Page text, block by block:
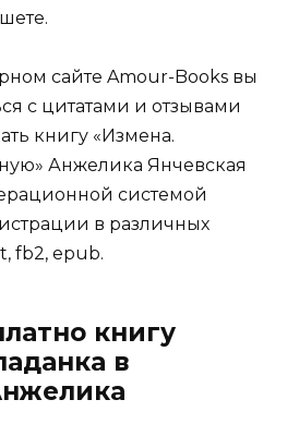
сайте Amour-Books вы
с цитатами и отзывами
книгу «Измена.
Анжелика Янчевская
системой
в различных
fb2, epub.
книгу
в